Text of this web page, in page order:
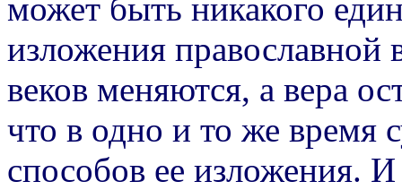
может быть никакого
изложения православной
веков меняются, а вера
что в одно и то же время
способов ее изложения.